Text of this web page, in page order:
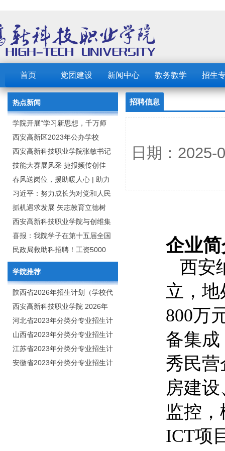
首页 党团建设 新闻中心 教务教学 招生
热点新闻
学院开展“学习新思想，千万师
生同上一堂课”活动
西安高新区2023年公办学校
（园） 公开招聘教职工公告
西安高新科技职业学院张敏书记
为全院师生党员上党课
技能大赛展风采 捷报频传创佳
绩：西安高新科技职业学院师生
在2023年陕西省职业技能大赛中
取佳绩
春风送岗位，援助暖人心 | 助力
毕业生求职就业
习近平：努力成长为对党和人民
忠诚可靠、堪当时代重任的栋梁
之才
抓机遇求发展 矢志教育立德树
人：西安高新科技职业学院召开
2020年年终总结暨表彰网络视频
会
西安高新科技职业学院与创维集
团举行校企合作签约仪式
喜报：我院学子在第十五届全国
大学生广告艺术大赛（大广
赛）、第十一届未来设计师.高校
数字艺术设计大赛（NCDA）国
赛中喜获佳绩
民政局救助科招聘！工资5000
元/月
学院推荐
陕西省2026年招生计划（学校代
码：8103）
西安高新科技职业学院 2026年
招生章程
河北省2023年分类分专业招生计
划（院校代号：1889）
山西省2023年分类分专业招生计
划（院校代号：5560）
江苏省2023年分类分专业招生计
划（院校代号：8931）
安徽省2023年分类分专业招生计
招聘信息
日期：
企业
西安
立，
800万
备集
秀民
房建
监控
ICT项